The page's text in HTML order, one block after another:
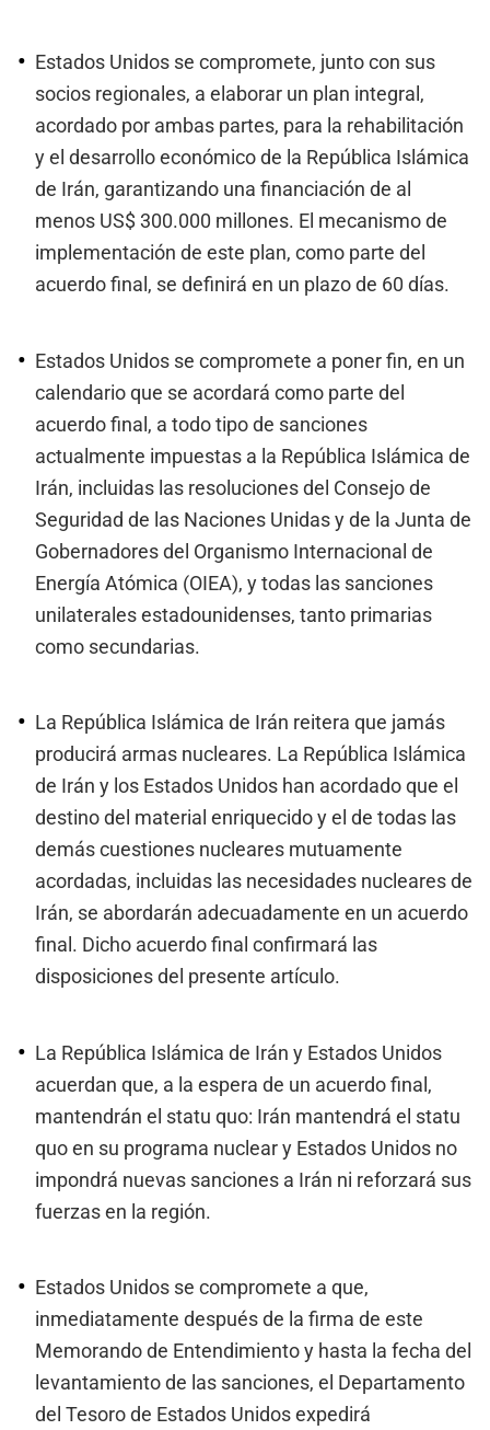
Estados Unidos se compromete, junto con sus
socios regionales, a elaborar un plan integral,
acordado por ambas partes, para la rehabilitación
y el desarrollo económico de la República Islámica
de Irán, garantizando una financiación de al
menos US$ 300.000 millones. El mecanismo de
implementación de este plan, como parte del
acuerdo final, se definirá en un plazo de 60 días.
Estados Unidos se compromete a poner fin, en un
calendario que se acordará como parte del
acuerdo final, a todo tipo de sanciones
actualmente impuestas a la República Islámica de
Irán, incluidas las resoluciones del Consejo de
Seguridad de las Naciones Unidas y de la Junta de
Gobernadores del Organismo Internacional de
Energía Atómica (OIEA), y todas las sanciones
unilaterales estadounidenses, tanto primarias
como secundarias.
La República Islámica de Irán reitera que jamás
producirá armas nucleares. La República Islámica
de Irán y los Estados Unidos han acordado que el
destino del material enriquecido y el de todas las
demás cuestiones nucleares mutuamente
acordadas, incluidas las necesidades nucleares de
Irán, se abordarán adecuadamente en un acuerdo
final. Dicho acuerdo final confirmará las
disposiciones del presente artículo.
La República Islámica de Irán y Estados Unidos
acuerdan que, a la espera de un acuerdo final,
mantendrán el statu quo: Irán mantendrá el statu
quo en su programa nuclear y Estados Unidos no
impondrá nuevas sanciones a Irán ni reforzará sus
fuerzas en la región.
Estados Unidos se compromete a que,
inmediatamente después de la firma de este
Memorando de Entendimiento y hasta la fecha del
levantamiento de las sanciones, el Departamento
del Tesoro de Estados Unidos expedirá